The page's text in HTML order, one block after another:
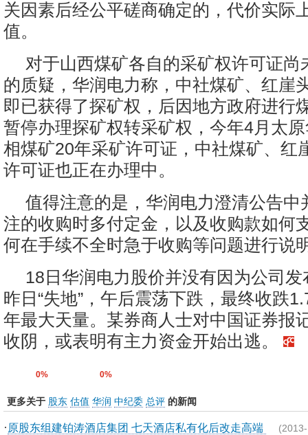
关因素后经公平磋商确定的，代价实际
值。
对于山西煤矿各自的采矿权许可证尚
的质疑，华润电力称，中社煤矿、红崖
即已获得了探矿权，后因地方政府进行
暂停办理探矿权转采矿权，今年4月太
相煤矿20年采矿许可证，中社煤矿、红
许可证也正在办理中。
值得注意的是，华润电力澄清公告中
注的收购时多付定金，以及收购款如何
何在手续不全时急于收购等问题进行说
18日华润电力股价并没有因为公司
昨日“失地”，午后震荡下跌，最终收跌
年最大天量。某券商人士对中国证券报
收阴，或表明有主力资金开始出逃。
0% 0%
更多关于 股东 估值 华润 中纪委 总评 的新闻
· 原股东组建铂涛酒店集团 七天酒店私有化后改走高端 (2013-